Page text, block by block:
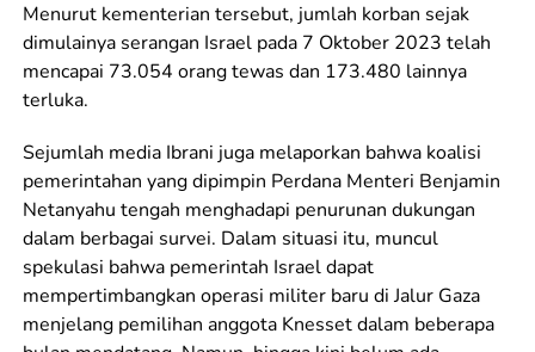
Menurut kementerian tersebut, jumlah korban sejak
dimulainya serangan Israel pada 7 Oktober 2023 telah
mencapai 73.054 orang tewas dan 173.480 lainnya
terluka.
Sejumlah media Ibrani juga melaporkan bahwa koalisi
pemerintahan yang dipimpin Perdana Menteri Benjamin
Netanyahu tengah menghadapi penurunan dukungan
dalam berbagai survei. Dalam situasi itu, muncul
spekulasi bahwa pemerintah Israel dapat
mempertimbangkan operasi militer baru di Jalur Gaza
menjelang pemilihan anggota Knesset dalam beberapa